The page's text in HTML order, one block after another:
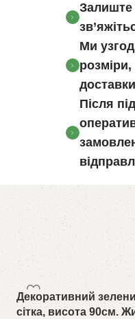
Залиште
Ми
розміри,
Після
Декоративний
сітка, висота 90см.